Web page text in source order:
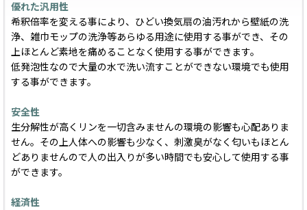
優れた汎用性
希釈倍率を変える事により、ひどい換気扇の油汚れから壁紙の洗
浄、雑巾モップの洗浄等あらゆる用途に使用する事ができ、その
上ほとんど素地を痛めることなく使用する事ができます。
低発泡性なので大量の水で洗い流すことができない環境でも使用
する事ができます。
安全性
生分解性が高くリンを一切含みませんの環境の影響も心配ありま
せん。その上人体への影響も少なく、刺激臭がなく匂いもほとん
どありませんので人の出入りが多い時間でも安心して使用する事
ができます。
経済性